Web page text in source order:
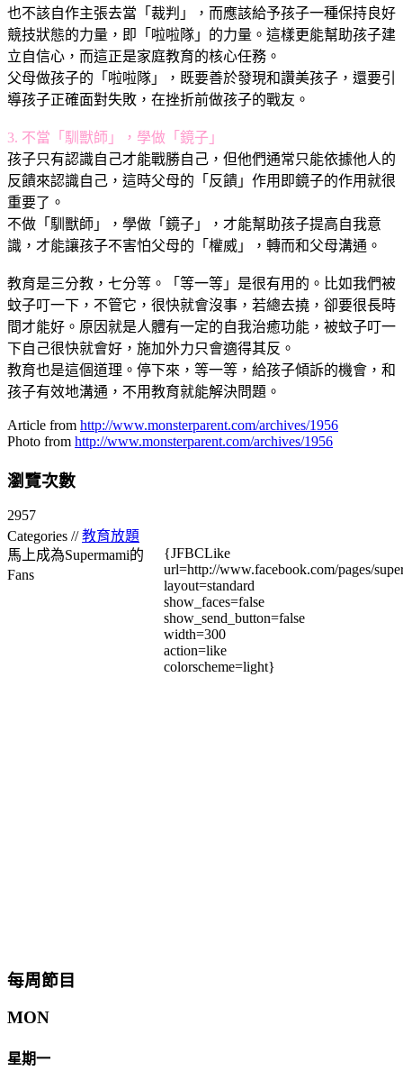
也不該自作主張去當「裁判」，而應該給予孩子一種保持良好
競技狀態的力量，即「啦啦隊」的力量。這樣更能幫助孩子建
立自信心，而這正是家庭教育的核心任務。
父母做孩子的「啦啦隊」，既要善於發現和讚美孩子，還要引
導孩子正確面對失敗，在挫折前做孩子的戰友。
3. 不當「馴獸師」，學做「鏡子」
孩子只有認識自己才能戰勝自己，但他們通常只能依據他人的
反饋來認識自己，這時父母的「反饋」作用即鏡子的作用就很
重要了。
不做「馴獸師」，學做「鏡子」，才能幫助孩子提高自我意
識，才能讓孩子不害怕父母的「權威」，轉而和父母溝通。
教育是三分教，七分等。「等一等」是很有用的。比如我們被
蚊子叮一下，不管它，很快就會沒事，若總去撓，卻要很長時
間才能好。原因就是人體有一定的自我治癒功能，被蚊子叮一
下自己很快就會好，施加外力只會適得其反。
教育也是這個道理。停下來，等一等，給孩子傾訴的機會，和
孩子有效地溝通，不用教育就能解決問題。
Article from http://www.monsterparent.com/archives/1956
Photo from http://www.monsterparent.com/archives/1956
瀏覽次數
2957
Categories //教育放題
馬上成為Supermami的
Fans
{JFBCLike
url=http://www.facebook.com/pages/
layout=standard
show_faces=false
show_send_button=false
width=300
action=like
colorscheme=light}
每周節目
MON
星期一